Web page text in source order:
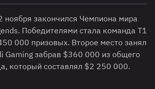
ноября закончился Чемпиона мира
Победителями стала команда T1
000 призовых. Второе место занял
Gaming забрав $360 000 из общего
который составлял $2 250 000.